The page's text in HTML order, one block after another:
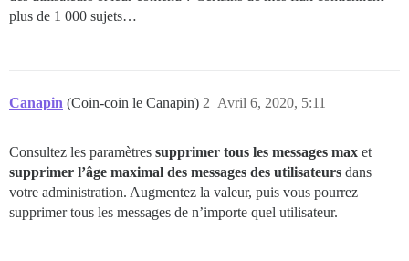
plus de 1 000 sujets…
Canapin (Coin-coin le Canapin) Avril 6, 2020, 5:11
2
Consultez les paramètres supprimer tous les messages max et
supprimer l’âge maximal des messages des utilisateurs dans
votre administration. Augmentez la valeur, puis vous pourrez
supprimer tous les messages de n’importe quel utilisateur.